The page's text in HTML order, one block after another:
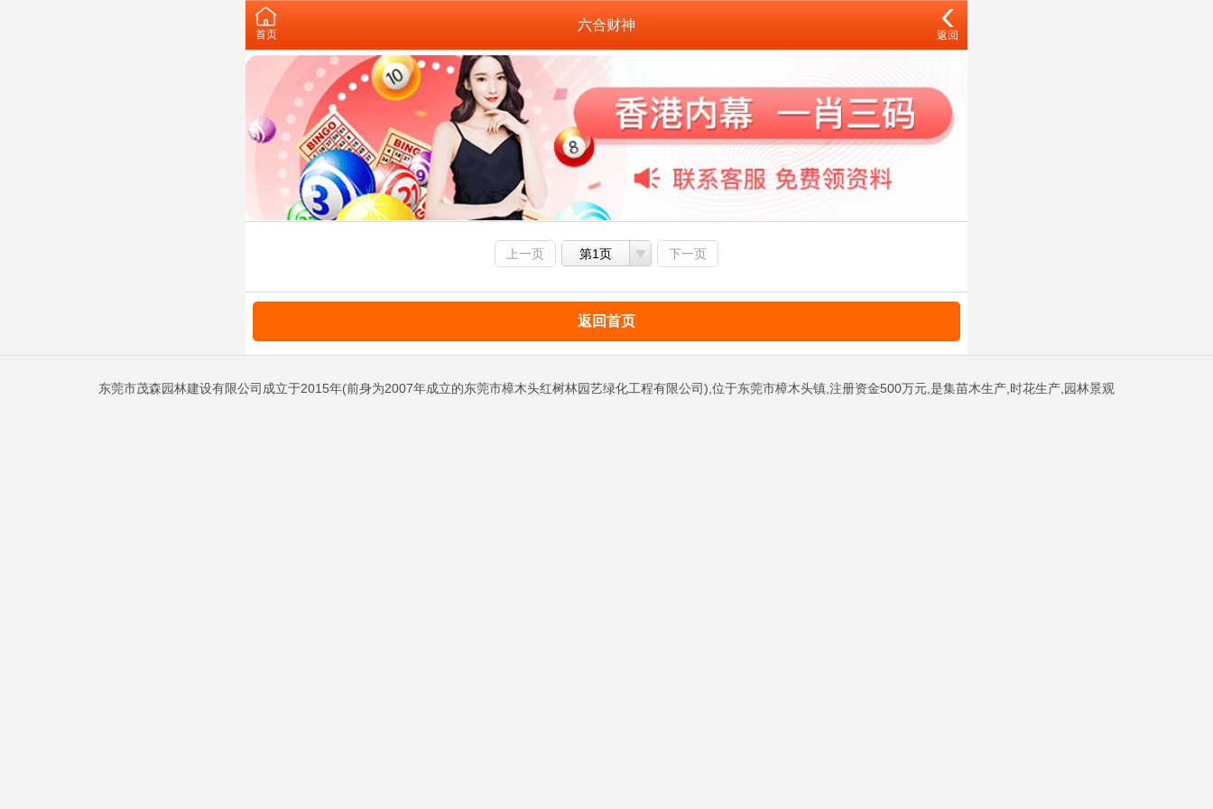
首页
六合财神
返回
上一页 第1页 下一页
返回首页
东莞市茂森园林建设有限公司成立于2015年(前身为2007年成立的东莞市樟木头红树林园艺绿化工程有限公司),位于东莞市樟木头镇,注册资金500万元,是集苗木生产,时花生产,园林景观